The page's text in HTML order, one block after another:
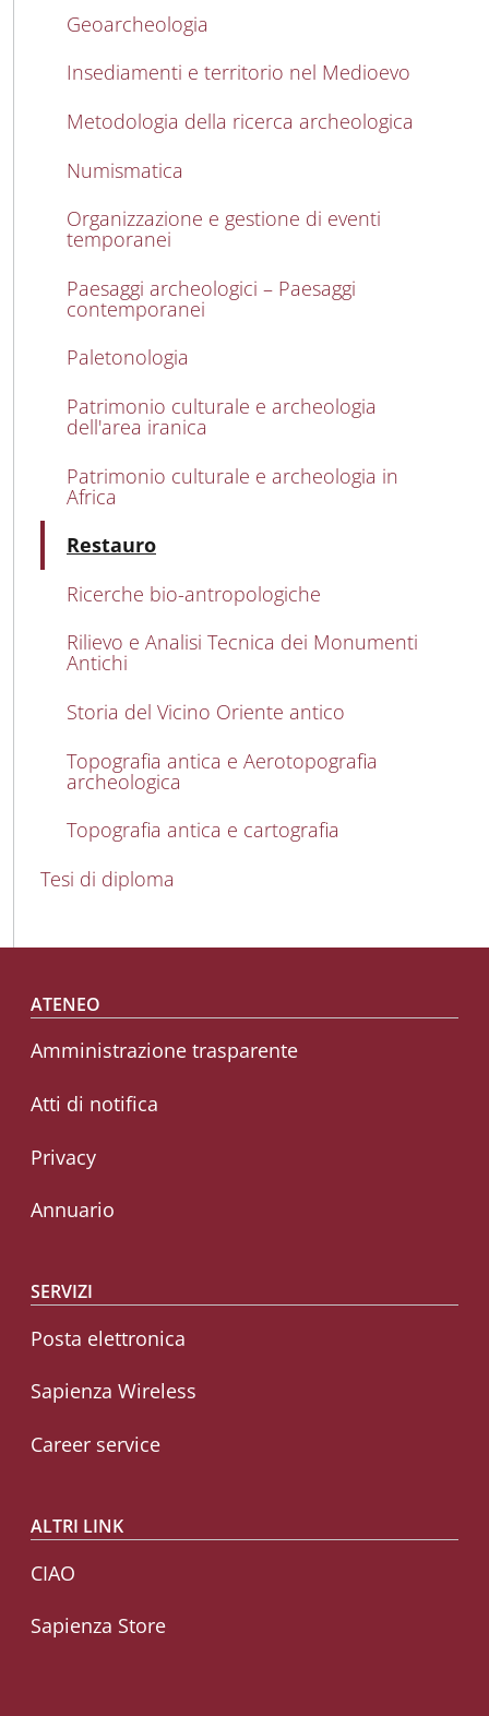
Geoarcheologia
Insediamenti e territorio nel Medioevo
Metodologia della ricerca archeologica
Numismatica
Organizzazione e gestione di eventi
temporanei
Paesaggi archeologici – Paesaggi
contemporanei
Paletonologia
Patrimonio culturale e archeologia
dell'area iranica
Patrimonio culturale e archeologia in
Africa
Restauro
Ricerche bio-antropologiche
Rilievo e Analisi Tecnica dei Monumenti
Antichi
Storia del Vicino Oriente antico
Topografia antica e Aerotopografia
archeologica
Topografia antica e cartografia
Tesi di diploma
Footer menu
ATENEO
Amministrazione trasparente
Atti di notifica
Privacy
Annuario
SERVIZI
Posta elettronica
Sapienza Wireless
Career service
ALTRI LINK
CIAO
Sapienza Store